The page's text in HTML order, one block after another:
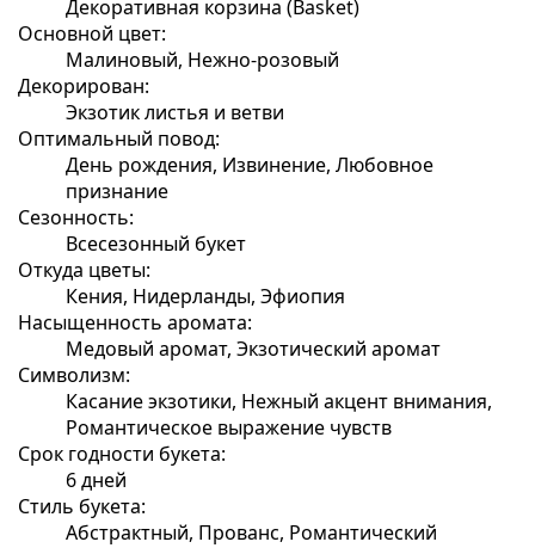
Декоративная корзина (Basket)
Основной цвет:
Малиновый, Нежно-розовый
Декорирован:
Экзотик листья и ветви
Оптимальный повод:
День рождения, Извинение, Любовное
признание
Сезонность:
Всесезонный букет
Откуда цветы:
Кения, Нидерланды, Эфиопия
Насыщенность аромата:
Медовый аромат, Экзотический аромат
Символизм:
Касание экзотики, Нежный акцент внимания,
Романтическое выражение чувств
Срок годности букета:
6 дней
Стиль букета:
Абстрактный, Прованс, Романтический